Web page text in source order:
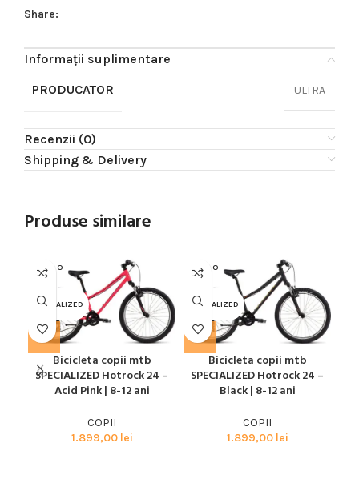
Share:
Informații suplimentare
PRODUCATOR
ULTRA
Recenzii (0)
Shipping & Delivery
Produse similare
SOLD O
UT
SPECIALIZED
Bicicleta copii mtb
SPECIALIZED Hotrock 24 –
Acid Pink | 8-12 ani
COPII
1.899,00 lei
SOLD O
UT
SPECIALIZED
Bicicleta copii mtb
SPECIALIZED Hotrock 24 –
Black | 8-12 ani
COPII
1.899,00 lei